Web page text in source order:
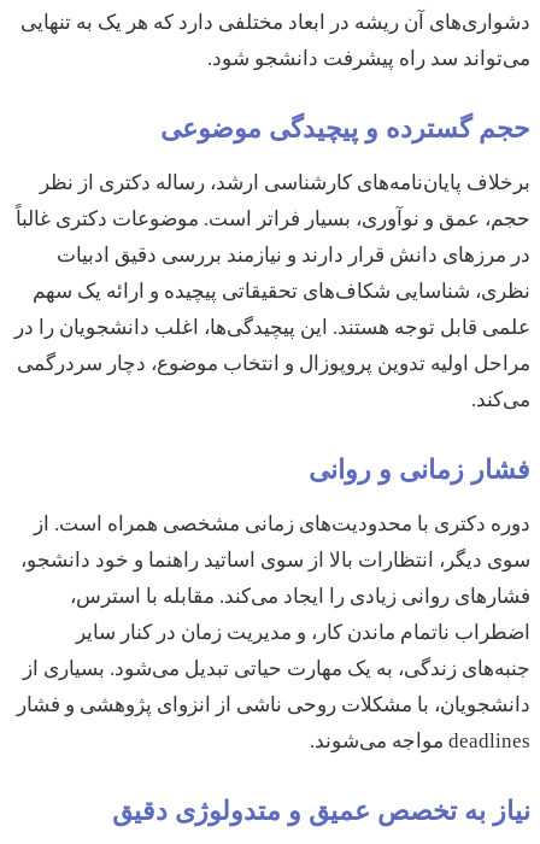
دشواری‌های آن ریشه در ابعاد مختلفی دارد که هر یک به تنهایی
می‌تواند سد راه پیشرفت دانشجو شود.
حجم گسترده و پیچیدگی موضوعی
برخلاف پایان‌نامه‌های کارشناسی ارشد، رساله دکتری از نظر
حجم، عمق و نوآوری، بسیار فراتر است. موضوعات دکتری غالباً
در مرزهای دانش قرار دارند و نیازمند بررسی دقیق ادبیات
نظری، شناسایی شکاف‌های تحقیقاتی پیچیده و ارائه یک سهم
علمی قابل توجه هستند. این پیچیدگی‌ها، اغلب دانشجویان را در
مراحل اولیه تدوین پروپوزال و انتخاب موضوع، دچار سردرگمی
می‌کند.
فشار زمانی و روانی
دوره دکتری با محدودیت‌های زمانی مشخصی همراه است. از
سوی دیگر، انتظارات بالا از سوی اساتید راهنما و خود دانشجو،
فشارهای روانی زیادی را ایجاد می‌کند. مقابله با استرس،
اضطراب ناتمام ماندن کار، و مدیریت زمان در کنار سایر
جنبه‌های زندگی، به یک مهارت حیاتی تبدیل می‌شود. بسیاری از
دانشجویان، با مشکلات روحی ناشی از انزوای پژوهشی و فشار
deadlines مواجه می‌شوند.
نیاز به تخصص عمیق و متدولوژی دقیق